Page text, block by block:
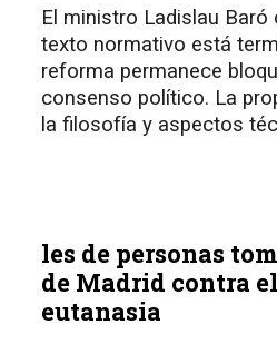
El ministro Ladislau Baró
texto normativo está
reforma permanece
consenso político. La
la filosofía y aspectos
les de personas
de Madrid contra
eutanasia